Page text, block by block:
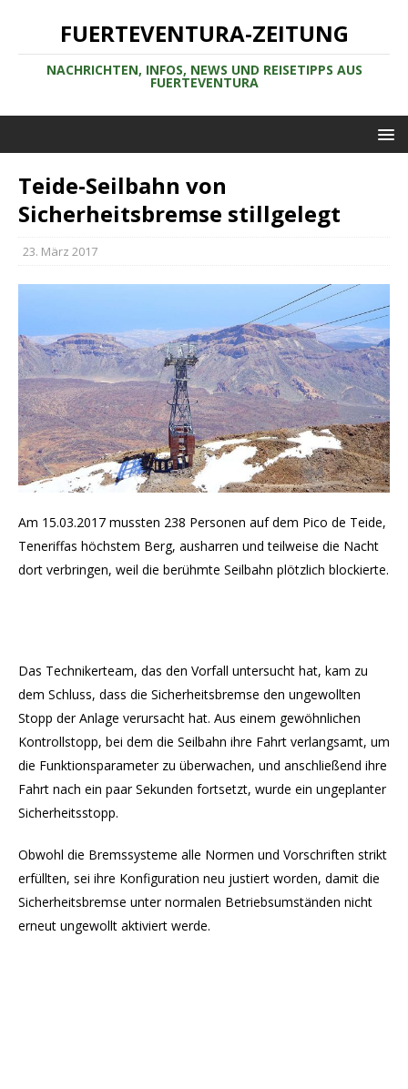
FUERTEVENTURA-ZEITUNG
NACHRICHTEN, INFOS, NEWS UND REISETIPPS AUS
FUERTEVENTURA
Teide-Seilbahn von
Sicherheitsbremse stillgelegt
23. März 2017
Am 15.03.2017 mussten 238 Personen auf dem Pico de Teide,
Teneriffas höchstem Berg, ausharren und teilweise die Nacht
dort verbringen, weil die berühmte Seilbahn plötzlich blockierte.
Das Technikerteam, das den Vorfall untersucht hat, kam zu
dem Schluss, dass die Sicherheitsbremse den ungewollten
Stopp der Anlage verursacht hat. Aus einem gewöhnlichen
Kontrollstopp, bei dem die Seilbahn ihre Fahrt verlangsamt, um
die Funktionsparameter zu überwachen, und anschließend ihre
Fahrt nach ein paar Sekunden fortsetzt, wurde ein ungeplanter
Sicherheitsstopp.
Obwohl die Bremssysteme alle Normen und Vorschriften strikt
erfüllten, sei ihre Konfiguration neu justiert worden, damit die
Sicherheitsbremse unter normalen Betriebsumständen nicht
erneut ungewollt aktiviert werde.